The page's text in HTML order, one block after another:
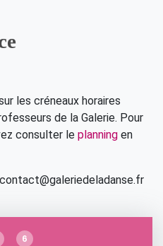
les créneaux horaires
de la Galerie. Pour
consulter le planning en
6